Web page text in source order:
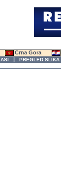
Crna Gora
| PREGLED SLIKA